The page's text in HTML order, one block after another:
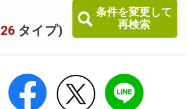
26 タイプ)
条件を変更して
再検索